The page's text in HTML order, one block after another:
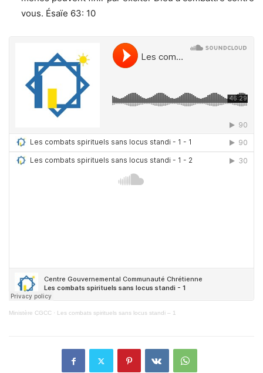
vous. Ésaïe 63: 10
Ministère CGCC · Les combats spirituels sans locus standi – 1